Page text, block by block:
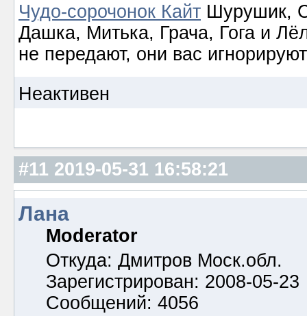
Чудо-сорочонок Кайт Шурушик,
Дашка, Митька, Грача, Гога и
не передают, они вас игнорируют
Неактивен
#11 2019-05-31 16:58:21
Лана
Moderator
Откуда: Дмитров Моск.обл.
Зарегистрирован: 2008-05-23
Сообщений: 4056